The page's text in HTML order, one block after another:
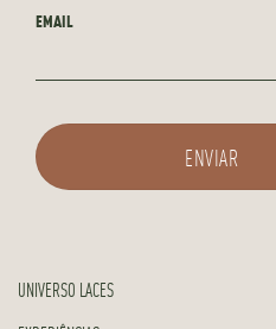
EMAIL
UNIVERSO LACES